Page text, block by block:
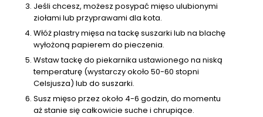
Jeśli chcesz, możesz posypać mięso ulubionymi
ziołami lub przyprawami dla kota.
Włóż plastry mięsa na tackę suszarki lub na blachę
wyłożoną papierem do pieczenia.
Wstaw tackę do piekarnika ustawionego na niską
temperaturę (wystarczy około 50-60 stopni
Celsjusza) lub do suszarki.
Susz mięso przez około 4-6 godzin, do momentu
aż stanie się całkowicie suche i chrupiące.